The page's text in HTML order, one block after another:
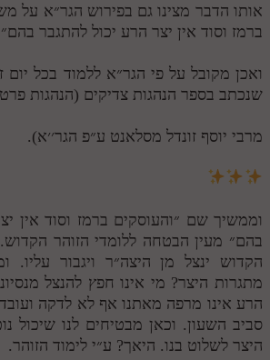
אותו הדבר מצינו גם בפירוש הגר״א על
ברמז וסוד אין יצר הרע יכול להתגבר
ואכן מקובל על פי הגר״א ללמוד בכל יום
שנכתב בספר הנהגות צדיקים (הנהגות
מרבי יוסף זונדל מסלאנט ע״פ הגר׳׳א).
וממשיך שם ״והעוסקים ברמז וסוד אין
בהם״ מעין הבטחה ללומדי הזוהר
הקדוש ינצל מן היצה״ר ויגבור עליו.
מתגרות היצר? מי אינו חפץ להנצל
הרע אינו מרפה מאתנו אף לא לדקה
סביב השעון. וכאן מבטיחים לנו שיכול
היצר לשלוט בנו. היאך? ע״י לימוד הזוהר.